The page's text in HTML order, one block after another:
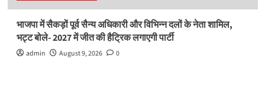
भाजपा में सैकड़ों पूर्व सैन्य अधिकारी और विभिन्न दलों के नेता शामिल,
भट्ट बोले- 2027 में जीत की हैट्रिक लगाएगी पार्टी
admin August 9, 2026 0